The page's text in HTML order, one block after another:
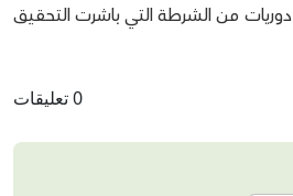
من الشرطة التي باشرت التحقيق
0 تعليقات